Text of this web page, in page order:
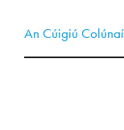
An Cúigiú Colúnaí